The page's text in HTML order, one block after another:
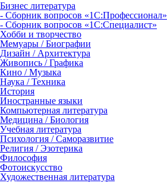
Бизнес литература
- Сборник вопросов «1С:Профессионал»
- Сборник вопросов «1С:Специалист»
Хобби и творчество
Мемуары / Биографии
Дизайн / Архитектура
Живопись / Графика
Кино / Музыка
Наука / Техника
История
Иностранные языки
Компьютерная литература
Медицина / Биология
Учебная литература
Психология / Саморазвитие
Религия / Эзотерика
Философия
Фотоискусство
Художественная литература